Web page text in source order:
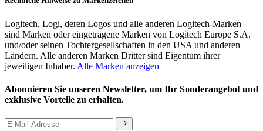
Logitech, Logi, deren Logos und alle anderen Logitech-Marken
sind Marken oder eingetragene Marken von Logitech Europe S.A.
und/oder seinen Tochtergesellschaften in den USA und anderen
Ländern. Alle anderen Marken Dritter sind Eigentum ihrer
jeweiligen Inhaber. Alle Marken anzeigen
Abonnieren Sie unseren Newsletter, um Ihr Sonderangebot und
exklusive Vorteile zu erhalten.